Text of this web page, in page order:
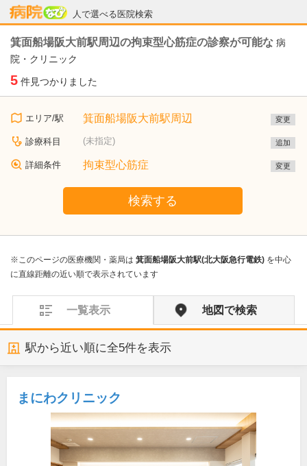
人で選べる医院検索
病院なび
箕面船場阪大前駅周辺の拘束型心筋症の診察が可能な 病
院・クリニック
5 件見つかりました
エリア/駅 箕面船場阪大前駅周辺 変更
診療科目 (未指定) 追加
詳細条件 拘束型心筋症 変更
検索する
※このページの医療機関・薬局は 箕面船場阪大前駅(北大阪急行電鉄) を中心
に直線距離の近い順で表示されています
一覧表示 地図で検索
駅から近い順に全5件を表示
まにわクリニック